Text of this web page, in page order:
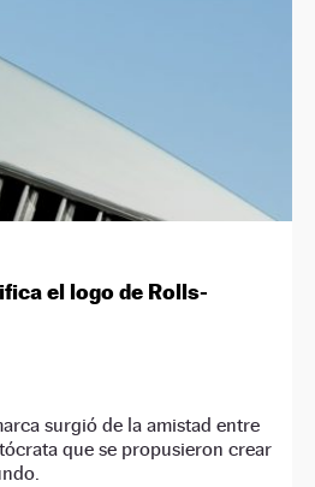
el logo de Rolls-
surgió de la amistad entre
que se propusieron crear